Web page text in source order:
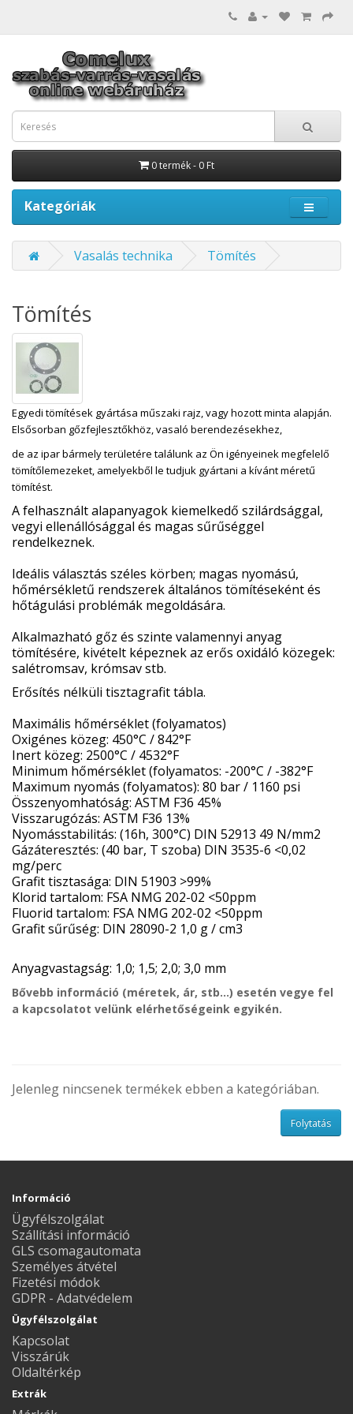
0 termék - 0 Ft
Kategóriák
Vasalás technika Tömítés
Tömítés
Egyedi tömítések gyártása műszaki rajz, vagy hozott minta alapján.
Elsősorban gőzfejlesztőkhöz, vasaló berendezésekhez,
de az ipar bármely területére találunk az Ön igényeinek megfelelő
tömítőlemezeket, amelyekből le tudjuk gyártani a kívánt méretű
tömítést.
A felhasznált alapanyagok kiemelkedő szilárdsággal,
vegyi ellenállósággal és magas sűrűséggel
rendelkeznek.
Ideális választás széles körben; magas nyomású,
hőmérsékletű rendszerek általános tömítéseként és
hőtágulási problémák megoldására.
Alkalmazható gőz és szinte valamennyi anyag
tömítésére, kivételt képeznek az erős oxidáló közegek:
salétromsav, krómsav stb.
Erősítés nélküli tisztagrafit tábla.
Maximális hőmérséklet (folyamatos)
Oxigénes közeg: 450°C / 842°F
Inert közeg: 2500°C / 4532°F
Minimum hőmérséklet (folyamatos: -200°C / -382°F
Maximum nyomás (folyamatos): 80 bar / 1160 psi
Összenyomhatóság: ASTM F36 45%
Visszarugózás: ASTM F36 13%
Nyomásstabilitás: (16h, 300°C) DIN 52913 49 N/mm2
Gázáteresztés: (40 bar, T szoba) DIN 3535-6 <0,02
mg/perc
Grafit tisztasága: DIN 51903 >99%
Klorid tartalom: FSA NMG 202-02 <50ppm
Fluorid tartalom: FSA NMG 202-02 <50ppm
Grafit sűrűség: DIN 28090-2 1,0 g / cm3
Anyagvastagság: 1,0; 1,5; 2,0; 3,0 mm
Bővebb információ (méretek, ár, stb...) esetén vegye fel
a kapcsolatot velünk elérhetőségeink egyikén.
Jelenleg nincsenek termékek ebben a kategóriában.
Folytatás
Információ
Ügyfélszolgálat
Szállítási információ
GLS csomagautomata
Személyes átvétel
Fizetési módok
GDPR - Adatvédelem
Ügyfélszolgálat
Kapcsolat
Visszárúk
Oldaltérkép
Extrák